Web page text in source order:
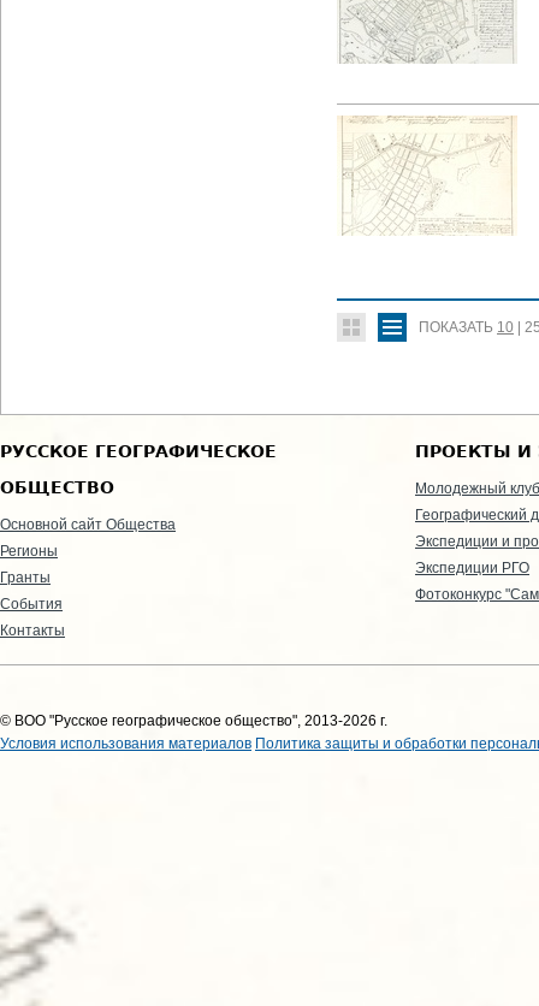
ПОКАЗАТЬ 10 |
РУССКОЕ ГЕОГРАФИЧЕСКОЕ
ОБЩЕСТВО
Основной сайт Общества
Регионы
Гранты
События
Контакты
ПРОЕКТЫ И
Молодежный клуб
Географический
Экспедиции и
Экспедиции РГО
Фотоконкурс
© ВОО "Русское географическое общество", 2013-2026 г.
Условия использования материалов Политика защиты и обработки